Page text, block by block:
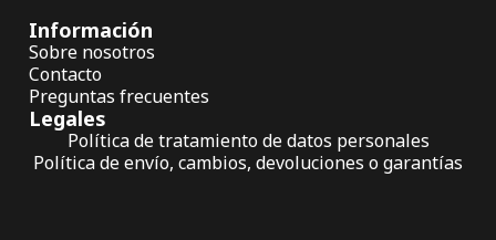
Información
Sobre nosotros
Contacto
Preguntas frecuentes
Legales
Política de tratamiento de datos personales
Política de envío, cambios, devoluciones o garantías